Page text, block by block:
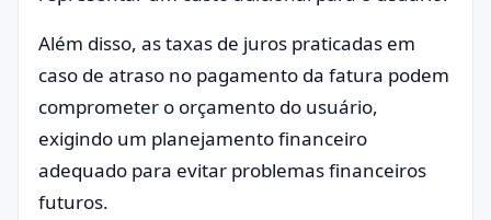
Além disso, as taxas de juros praticadas em
caso de atraso no pagamento da fatura podem
comprometer o orçamento do usuário,
exigindo um planejamento financeiro
adequado para evitar problemas financeiros
futuros.